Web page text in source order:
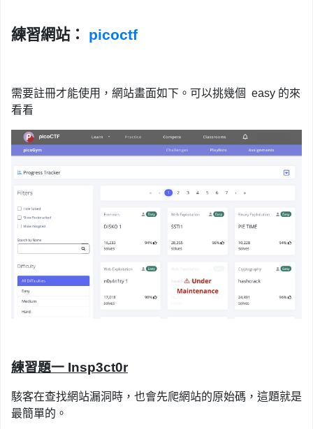
練習網站： picoctf
需要註冊才能使用，網站畫面如下。可以挑幾個 easy 的來
看看
練習題一 Insp3ct0r
駭客在查找網站漏洞時，也會先爬網站的原始碼，這題就是
最簡單的。